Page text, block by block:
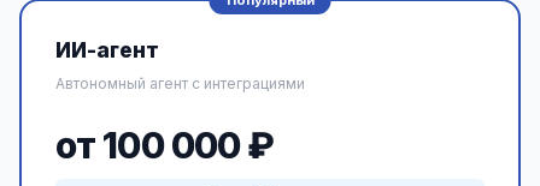
ИИ-агент
Автономный агент с интеграциями
от 100 000 ₽